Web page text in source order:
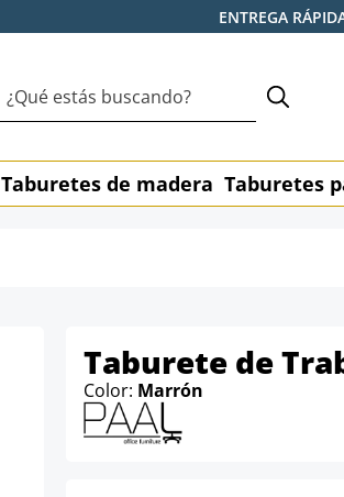
ENTREGA
Taburetes de madera Taburetes
Taburete de
Color: Marrón